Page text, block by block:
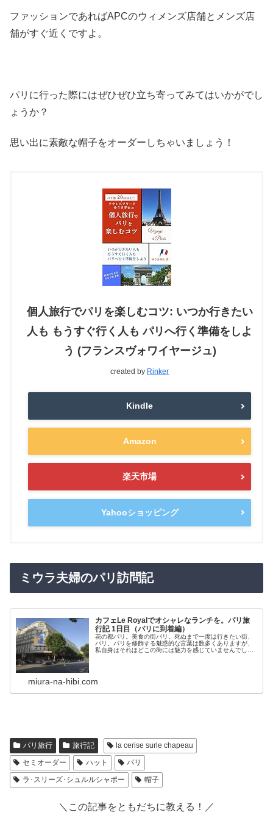
ファッションであればAPCのウィメンズ店舗とメンズ店
舗がすぐ近くですよ。
パリに行った際にはぜひぜひ立ち寄ってみてはいかがでし
ょうか？
思い出に素敵な帽子をオーダーしちゃいましょう！
個人旅行でパリを楽しむコツ: いつか行きたい
人も もうすぐ行く人も パリへ行く準備をしよ
う (フランスヴォワイヤージュ)
created by Rinker
Kindle
Amazon
楽天市場
Yahooショッピング
ミウラ夫婦のパリ訪問記
カフェLe Royalでオシャレなランチを。パリ旅
行記 1日目（パリに到着編）
花の都パリ。美食の街パリ。死ぬまで一度は行きたい街、
パリ。パリを修飾する魅惑的な言葉は数多くありますが、
私自身はそれほどこの街には魅力を感じていませんでし
miura-na-hibi.com
パリ旅行 旅行記
la cerise surle chapeau
セミオーダー
ハット
パリ
ラ･スリーズ･シュルルシャポー
帽子
＼この記事をともだちに教える！／